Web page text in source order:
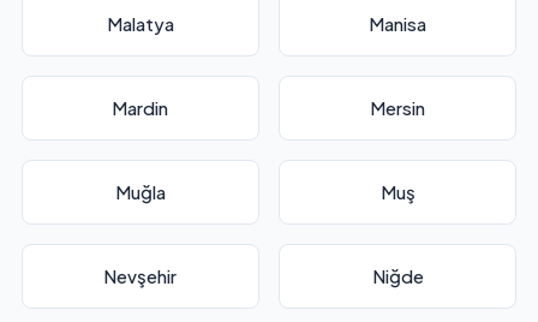
Malatya Manisa
Mardin Mersin
Muğla Muş
Nevşehir Niğde